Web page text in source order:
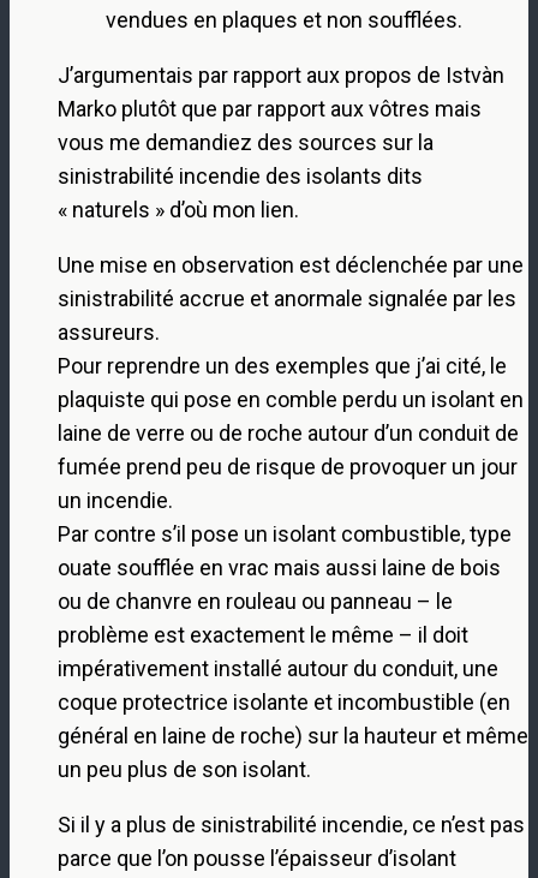
vendues en plaques et non soufflées.
J’argumentais par rapport aux propos de Istvàn
Marko plutôt que par rapport aux vôtres mais
vous me demandiez des sources sur la
sinistrabilité incendie des isolants dits
« naturels » d’où mon lien.
Une mise en observation est déclenchée par une
sinistrabilité accrue et anormale signalée par les
assureurs.
Pour reprendre un des exemples que j’ai cité, le
plaquiste qui pose en comble perdu un isolant en
laine de verre ou de roche autour d’un conduit de
fumée prend peu de risque de provoquer un jour
un incendie.
Par contre s’il pose un isolant combustible, type
ouate soufflée en vrac mais aussi laine de bois
ou de chanvre en rouleau ou panneau – le
problème est exactement le même – il doit
impérativement installé autour du conduit, une
coque protectrice isolante et incombustible (en
général en laine de roche) sur la hauteur et même
un peu plus de son isolant.
Si il y a plus de sinistrabilité incendie, ce n’est pas
parce que l’on pousse l’épaisseur d’isolant